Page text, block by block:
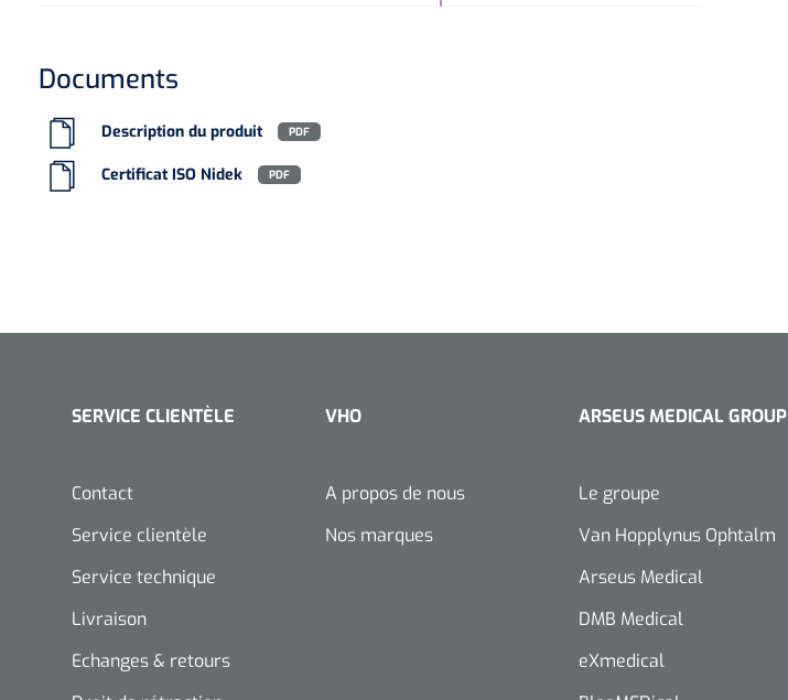
Documents
Description du produit PDF
Certificat ISO Nidek PDF
SERVICE CLIENTÈLE
Contact
Service clientèle
Service technique
Livraison
Echanges & retours
VHO
A propos de nous
Nos marques
ARSEUS MEDICAL GROUP
Le groupe
Van Hopplynus Ophtalm
Arseus Medical
DMB Medical
eXmedical